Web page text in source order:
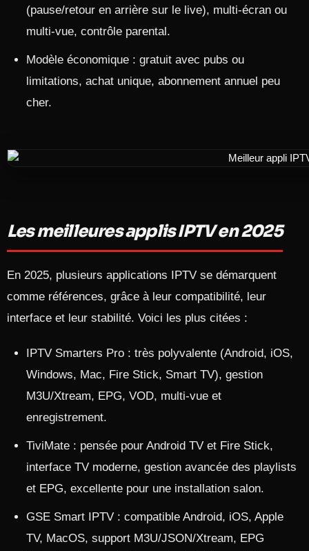
(pause/retour en arrière sur le live), multi‑écran ou
multi‑vue, contrôle parental.​
Modèle économique : gratuit avec pubs ou
limitations, achat unique, abonnement annuel peu
cher.
Les meilleures applis IPTV en 2025
En 2025, plusieurs applications IPTV se démarquent
comme références, grâce à leur compatibilité, leur
interface et leur stabilité. Voici les plus citées :​
IPTV Smarters Pro : très polyvalente (Android, iOS,
Windows, Mac, Fire Stick, Smart TV), gestion
M3U/Xtream, EPG, VOD, multi‑vue et
enregistrement.​
TiviMate : pensée pour Android TV et Fire Stick,
interface TV moderne, gestion avancée des playlists
et EPG, excellente pour une installation salon.​
GSE Smart IPTV : compatible Android, iOS, Apple
TV, MacOS, support M3U/JSON/Xtream, EPG